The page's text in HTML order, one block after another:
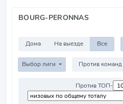
BOURG-PERONNAS
Дома На выезде Все
Выбор лиги
Против ТОП-